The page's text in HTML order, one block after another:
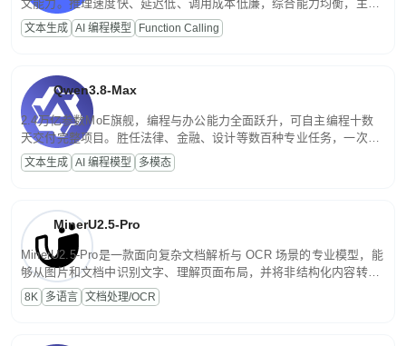
文能力。推理速度快、延迟低、调用成本低廉，综合能力均衡，主打
高并发、轻量化任务，适合日常对话、内容创作、基础 RAG、批量
文案处理等普惠刚需场景。
文本生成 AI 编程模型 Function Calling
Qwen3.8-Max
2.4万亿参数MoE旗舰，编程与办公能力全面跃升，可自主编程十数
天交付完整项目。胜任法律、金融、设计等数百种专业任务，一次对
话端到端交付生产级成果。原生视觉理解贯穿规划、执行与验证全流
程，支持超长文档与长视频的深度语义解析。长程任务中自主规划与
文本生成 AI 编程模型 多模态
MinerU2.5-Pro
MinerU2.5-Pro是一款面向复杂文档解析与 OCR 场景的专业模型，能
够从图片和文档中识别文字、理解页面布局，并将非结构化内容转换
为便于存储、检索和二次处理的结构化结果。
8K 多语言 文档处理/OCR